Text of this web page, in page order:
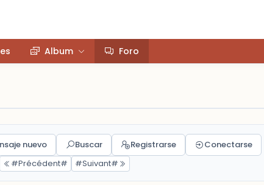
Album Foro
nuevo Buscar Registrarse
Conectarse
#Précédent#
#Suivant#